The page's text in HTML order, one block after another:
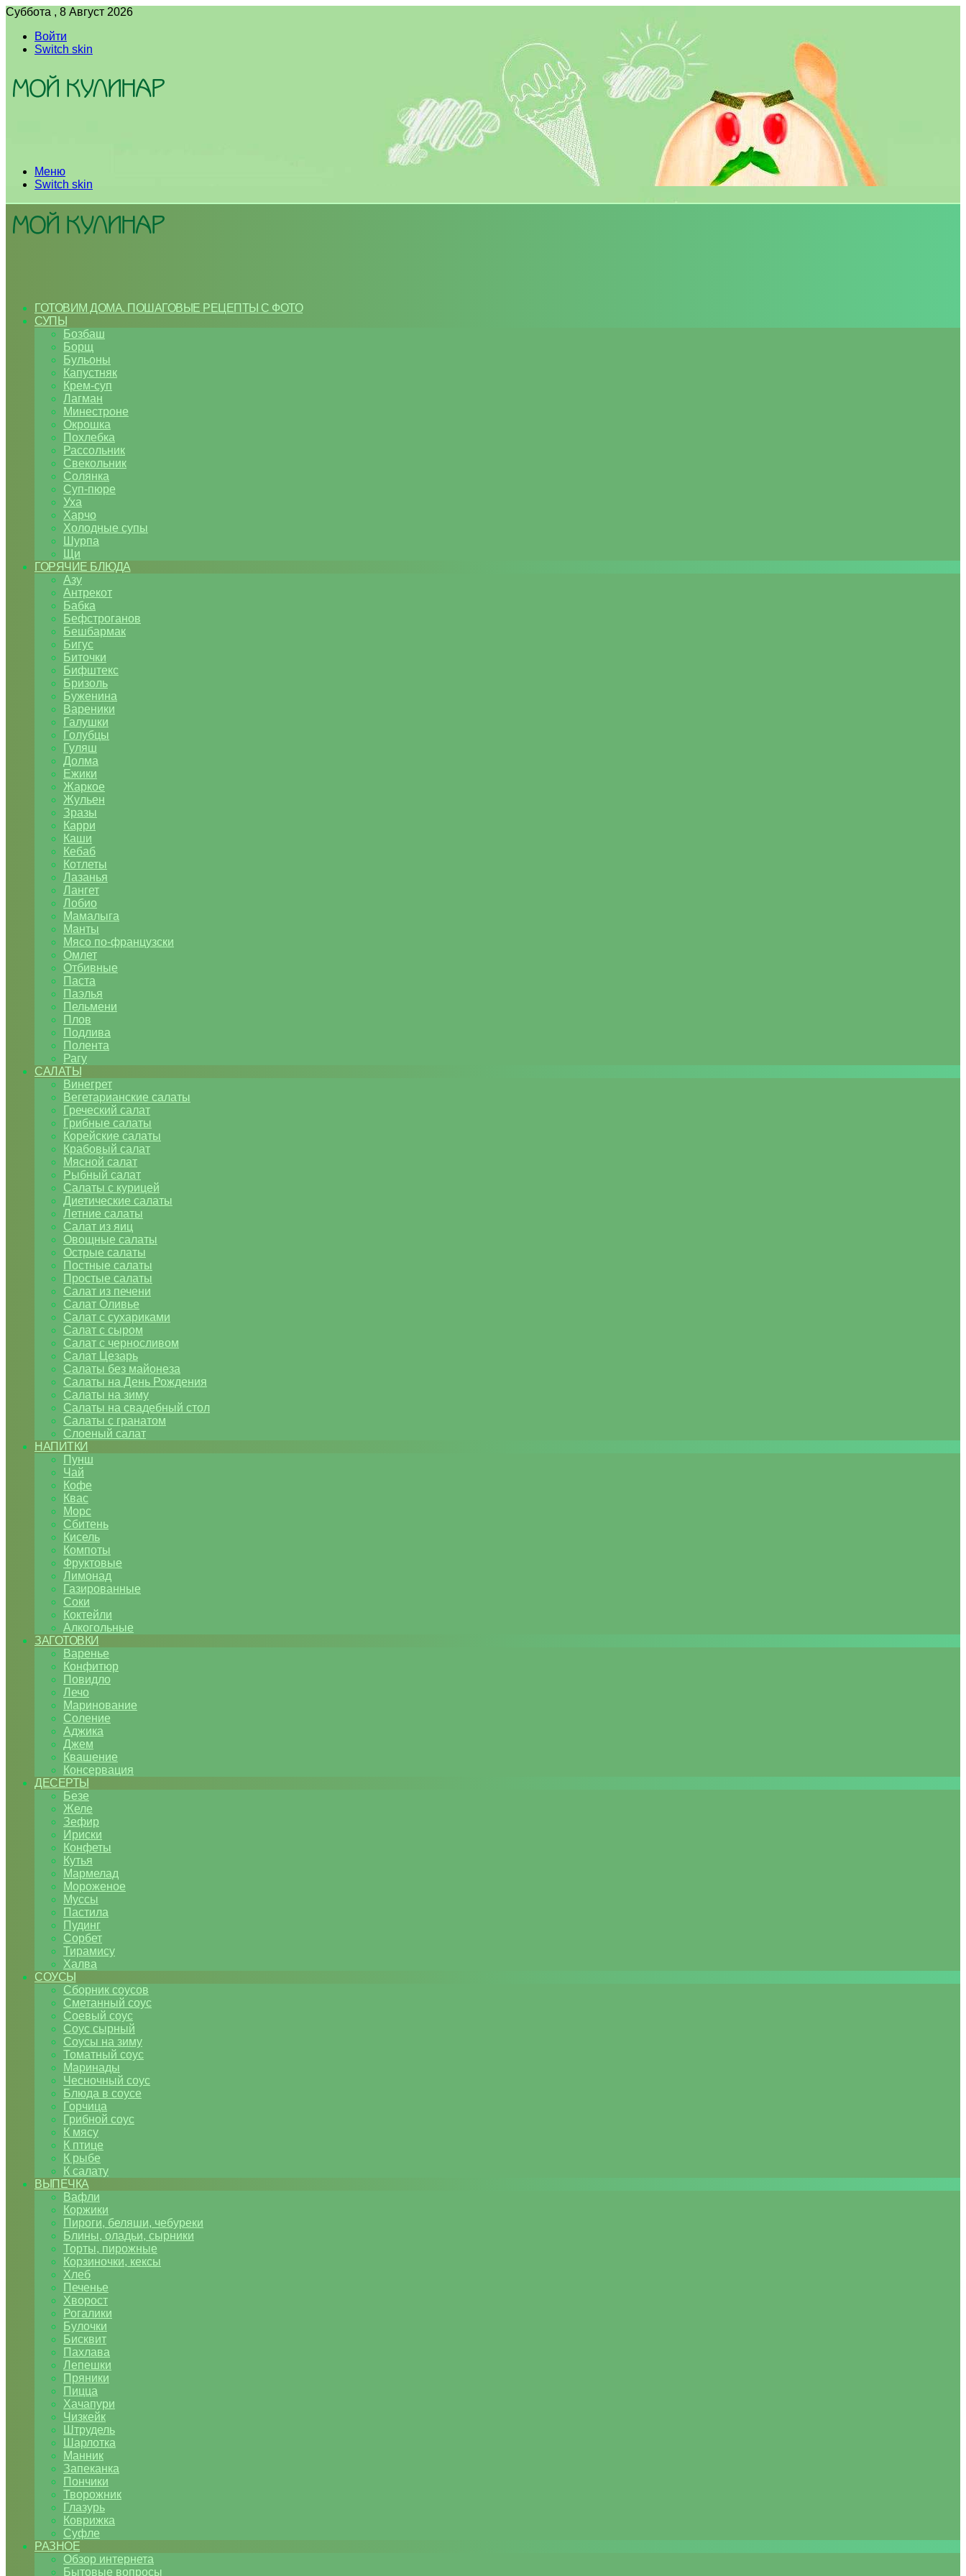
Суббота , 8 Август 2026
Войти
Switch skin
Меню
Switch skin
ГОТОВИМ ДОМА. ПОШАГОВЫЕ РЕЦЕПТЫ С ФОТО
СУПЫ
Бозбаш
Борщ
Бульоны
Капустняк
Крем-суп
Лагман
Минестроне
Окрошка
Похлебка
Рассольник
Свекольник
Солянка
Суп-пюре
Уха
Харчо
Холодные супы
Шурпа
Щи
ГОРЯЧИЕ БЛЮДА
Азу
Антрекот
Бабка
Бефстроганов
Бешбармак
Бигус
Биточки
Бифштекс
Бризоль
Буженина
Вареники
Галушки
Голубцы
Гуляш
Долма
Ежики
Жаркое
Жульен
Зразы
Карри
Каши
Кебаб
Котлеты
Лазанья
Лангет
Лобио
Мамалыга
Манты
Мясо по-французски
Омлет
Отбивные
Паста
Паэлья
Пельмени
Плов
Подлива
Полента
Рагу
САЛАТЫ
Винегрет
Вегетарианские салаты
Греческий салат
Грибные салаты
Корейские салаты
Крабовый салат
Мясной салат
Рыбный салат
Салаты с курицей
Диетические салаты
Летние салаты
Салат из яиц
Овощные салаты
Острые салаты
Постные салаты
Простые салаты
Салат из печени
Салат Оливье
Салат с сухариками
Салат с сыром
Салат с черносливом
Салат Цезарь
Салаты без майонеза
Салаты на День Рождения
Салаты на зиму
Салаты на свадебный стол
Салаты с гранатом
Слоеный салат
НАПИТКИ
Пунш
Чай
Кофе
Квас
Морс
Сбитень
Кисель
Компоты
Фруктовые
Лимонад
Газированные
Соки
Коктейли
Алкогольные
ЗАГОТОВКИ
Варенье
Конфитюр
Повидло
Лечо
Маринование
Соление
Аджика
Джем
Квашение
Консервация
ДЕСЕРТЫ
Безе
Желе
Зефир
Ириски
Конфеты
Кутья
Мармелад
Мороженое
Муссы
Пастила
Пудинг
Сорбет
Тирамису
Халва
СОУСЫ
Сборник соусов
Сметанный соус
Соевый соус
Соус сырный
Соусы на зиму
Томатный соус
Маринады
Чесночный соус
Блюда в соусе
Горчица
Грибной соус
К мясу
К птице
К рыбе
К салату
ВЫПЕЧКА
Вафли
Коржики
Пироги, беляши, чебуреки
Блины, оладьи, сырники
Торты, пирожные
Корзиночки, кексы
Хлеб
Печенье
Хворост
Рогалики
Булочки
Бисквит
Пахлава
Лепешки
Пряники
Пицца
Хачапури
Чизкейк
Штрудель
Шарлотка
Манник
Запеканка
Пончики
Творожник
Глазурь
Коврижка
Суфле
РАЗНОЕ
Обзор интернета
Бытовые вопросы